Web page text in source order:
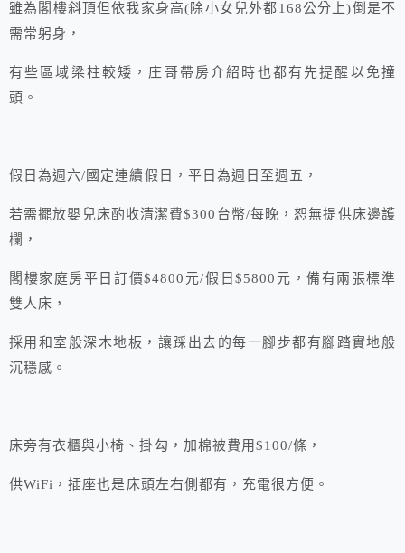
雖為閣樓斜頂但依我家身高(除小女兒外都168公分上)倒是不
需常躬身，
有些區域梁柱較矮，庄哥帶房介紹時也都有先提醒以免撞
頭。
假日為週六/國定連續假日，平日為週日至週五，
若需擺放嬰兒床酌收清潔費$300台幣/每晚，恕無提供床邊護
欄，
閣樓家庭房平日訂價$4800元/假日$5800元，備有兩張標準
雙人床，
採用和室般深木地板，讓踩出去的每一腳步都有腳踏實地般
沉穩感。
床旁有衣櫃與小椅、掛勾，加棉被費用$100/條，
供WiFi，插座也是床頭左右側都有，充電很方便。